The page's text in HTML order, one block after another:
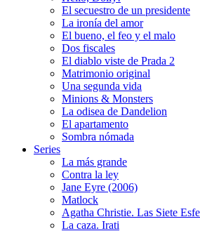
El secuestro de un presidente
La ironía del amor
El bueno, el feo y el malo
Dos fiscales
El diablo viste de Prada 2
Matrimonio original
Una segunda vida
Minions & Monsters
La odisea de Dandelion
El apartamento
Sombra nómada
Series
La más grande
Contra la ley
Jane Eyre (2006)
Matlock
Agatha Christie. Las Siete
La caza. Irati